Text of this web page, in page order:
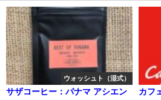
ウォッシュト（湿式）
サザコーヒー：パナマ アシエン
カフ